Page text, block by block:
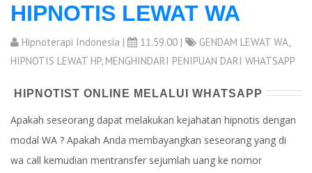
v
i
t
HIPNOTIS LEWAT WA
Hipnoterapi Indonesia | 11.59.00 | GENDAM LEWAT WA,
HIPNOTIS LEWAT HP, MENGHINDARI PENIPUAN DARI WHATSAPP
HIPNOTIST ONLINE MELALUI WHATSAPP
Apakah seseorang dapat melakukan kejahatan hipnotis dengan
modal WA ? Apakah Anda membayangkan seseorang yang di
wa call kemudian mentransfer sejumlah uang ke nomor